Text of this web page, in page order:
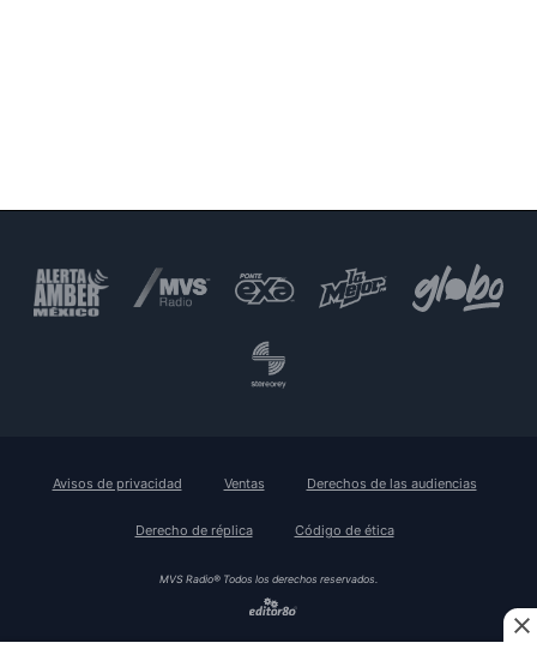
Avisos de privacidad Ventas Derechos de las audiencias
Derecho de réplica Código de ética
MVS Radio® Todos los derechos reservados.